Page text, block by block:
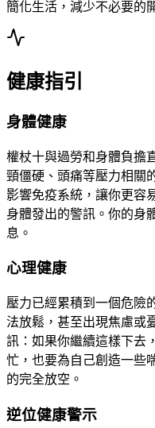
簡化生活，減少不必要的
健康指引
身體健康
權杖十與過勞和身體負擔
頸僵硬、頭痛等壓力相關
影響免疫系統，讓你更容
身體發出的警訊。你的身
息。
心理健康
壓力已經累積到一個危險
法放鬆，甚至出現焦慮或
訊：如果你繼續這樣下去
忙，也要為自己創造一
的完全放空。
逆位健康警示